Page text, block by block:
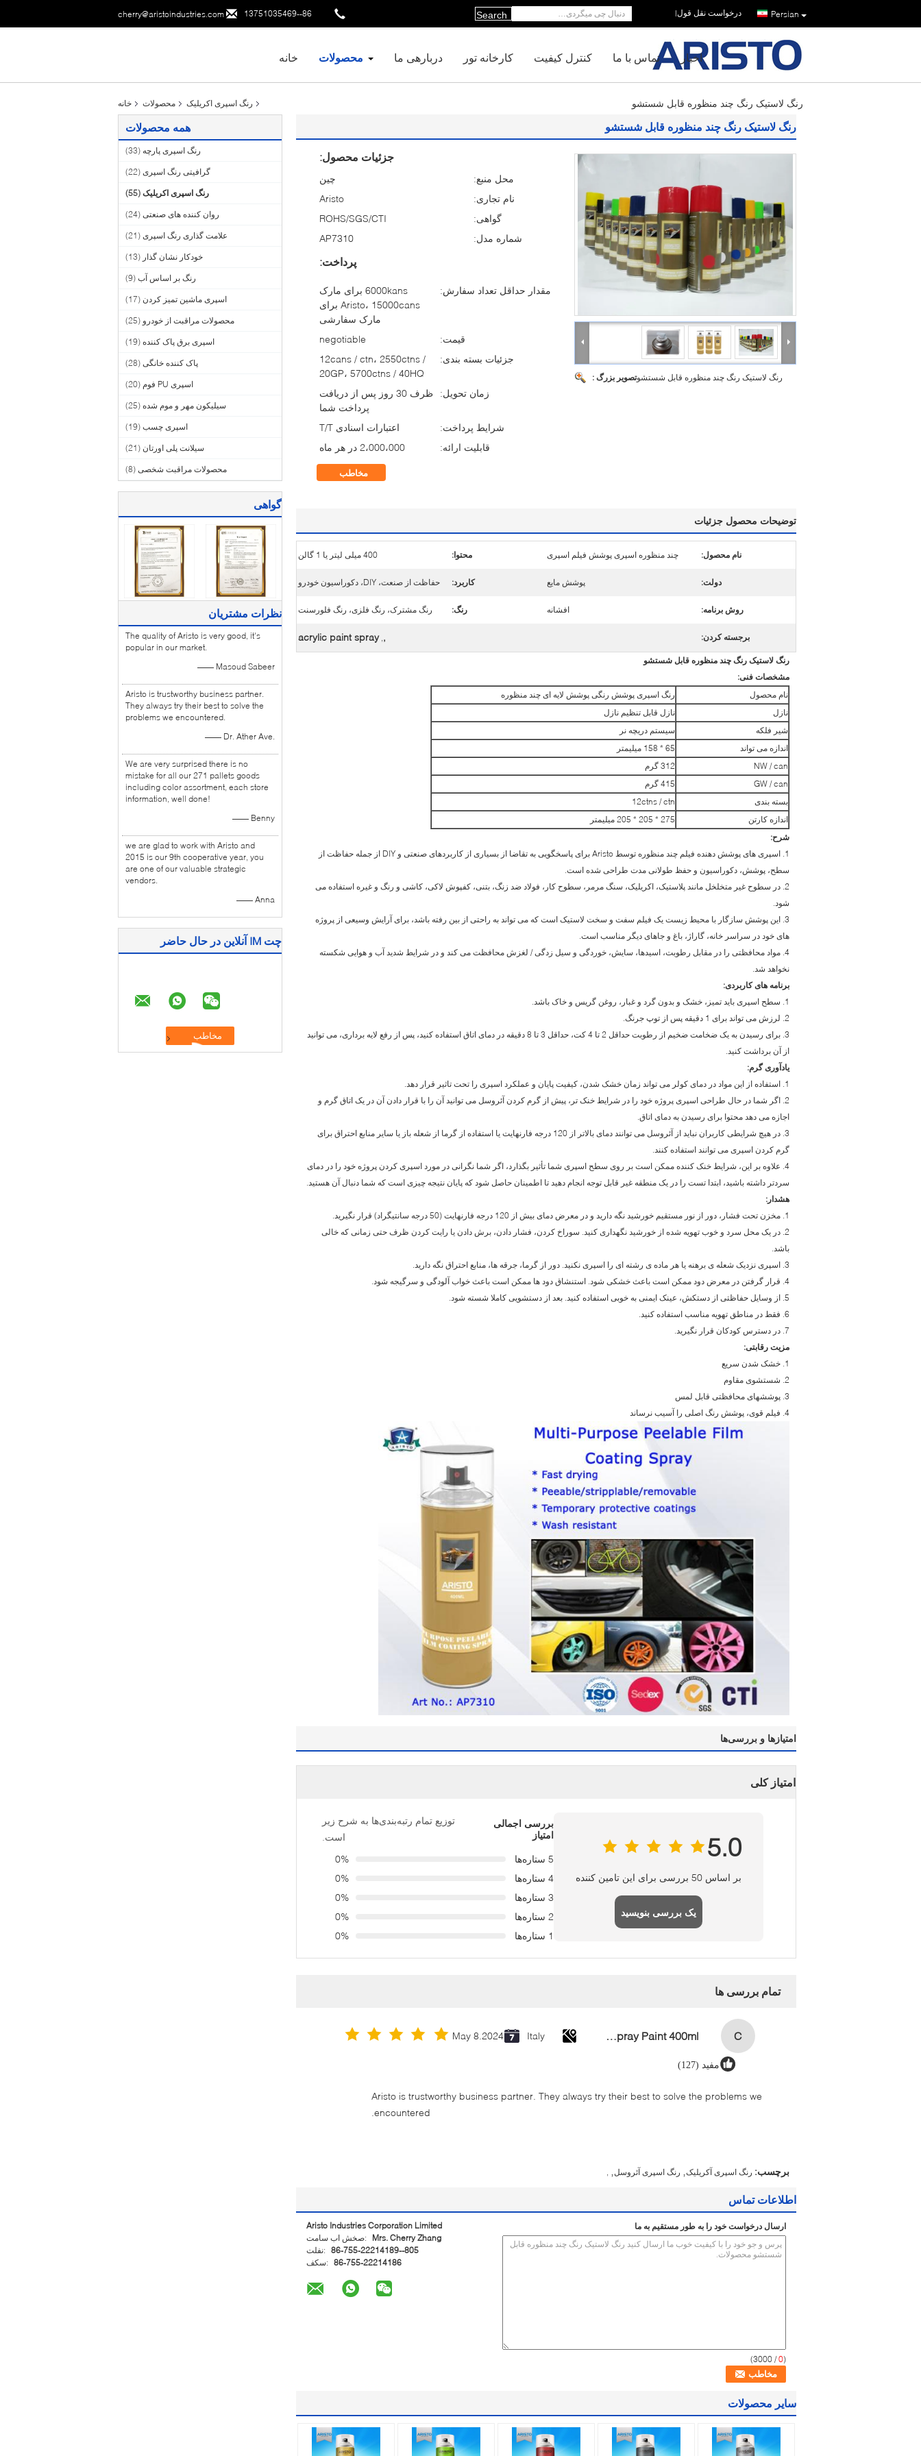
cherry@aristoindustries.com 86--13751035469 Persian درخواست نقل قول|
Search
خانه محصولات دربارهی ما کارخانه تور کنترل کیفیت تماس با ما اخبار
خانه محصولات رنگ اسپری اکریلیک رنگ لاستیک رنگ چند منظوره قابل شستشو
همه محصولات
رنگ اسپری پارچه (33)
گرافیتی رنگ اسپری (22)
رنگ اسپری اکریلیک (55)
روان کننده های صنعتی (24)
علامت گذاری رنگ اسپری (21)
خودکار نشان گذار (13)
رنگ بر اساس آب (9)
اسپری ماشین تمیز کردن (17)
محصولات مراقبت از خودرو (25)
اسپری برق پاک کننده (19)
پاک کننده خانگی (28)
اسپری PU فوم (20)
سیلیکون مهر و موم شده (25)
اسپری چسب (19)
سیلانت پلی اورتان (21)
محصولات مراقبت شخصی (8)
گواهی
نظرات مشتریان
The quality of Aristo is very good, it's
popular in our market.
—— Masoud Sabeer
Aristo is trustworthy business partner.
They always try their best to solve the
problems we encountered.
—— Dr. Ather Ave.
We are very surprised there is no
mistake for all our 271 pallets goods
including color assortment, each store
information, well done!
—— Benny
we are glad to work with Aristo and
2015 is our 9th cooperative year, you
are one of our valuable strategic
vendors.
—— Anna
چت IM آنلاین در حال حاضر
رنگ لاستیک رنگ چند منظوره قابل شستشو
تصویر بزرگ :رنگ لاستیک رنگ چند منظوره قابل شستشو
جزئیات محصول:
محل منبع:
چین
نام تجاری:
Aristo
گواهی:
ROHS/SGS/CTI
شماره مدل:
AP7310
پرداخت:
مقدار حداقل تعداد سفارش:
6000kans برای مارک
Aristo، 15000cans برای
مارک سفارشی
قیمت:
negotiable
جزئیات بسته بندی:
12cans / ctn، 2550ctns /
20GP، 5700ctns / 40HQ
زمان تحویل:
ظرف 30 روز پس از دریافت
پرداخت شما
شرایط پرداخت:
اعتبارات اسنادی T/T
قابلیت ارائه:
2،000،000 در هر ماه
مخاطب
توضیحات محصول جزئیات
نام محصول: چند منظوره اسپری پوشش فیلم اسپری محتوا: 400 میلی لیتر یا 1 گالن
دولت: پوشش مایع کاربرد: حفاظت از صنعت، DIY، دکوراسیون خودرو
روش برنامه: افشانه رنگ: رنگ مشترک، رنگ فلزی، رنگ فلورسنت
برجسته کردن: ,
,
acrylic paint spray
رنگ لاستیک رنگ چند منظوره قابل شستشو
مشخصات فنی:
نام محصول
رنگ اسپری پوشش رنگی پوشش لایه ای چند منظوره
نازل
نازل قابل تنظیم نازل
شیر فلکه
سیستم دریچه نر
اندازه می تواند
65 * 158 میلیمتر
NW / can
312 گرم
GW / can
415 گرم
بسته بندی
12ctns / ctn
اندازه کارتن
275 * 205 * 205 میلیمتر
شرح:
1. اسپری های پوشش دهنده فیلم چند منظوره توسط Aristo برای پاسخگویی به تقاضا از بسیاری از کاربردهای صنعتی و DIY از جمله حفاظت از
سطح، پوشش، دکوراسیون و حفظ طولانی مدت طراحی شده است.
2. در سطوح غیر متخلخل مانند پلاستیک، اکریلیک، سنگ مرمر، سطوح کار، فولاد ضد زنگ، بتنی، کفپوش لاکی، کاشی و رنگ و غیره استفاده می
شود.
3. این پوشش سازگار با محیط زیست یک فیلم سفت و سخت لاستیک است که می تواند به راحتی از بین رفته باشد، برای آرایش وسیعی از پروژه
های خود در سراسر خانه، گاراژ، باغ و جاهای دیگر مناسب است.
4. مواد محافظتی را در مقابل رطوبت، اسیدها، سایش، خوردگی و سیل زدگی / لغزش محافظت می کند و در شرایط شدید آب و هوایی شکسته
نخواهد شد.
برنامه های کاربردی:
1. سطح اسپری باید تمیز، خشک و بدون گرد و غبار، روغن گریس و خاک باشد.
2. لرزش می تواند برای 1 دقیقه پس از توپ جرنگ.
3. برای رسیدن به یک ضخامت ضخیم از رطوبت حداقل 2 تا 4 کت، حداقل 3 تا 8 دقیقه در دمای اتاق استفاده کنید، پس از رفع لایه برداری، می توانید
از آن برداشت کنید.
یادآوری گرم:
1. استفاده از این مواد در دمای کولر می تواند زمان خشک شدن، کیفیت پایان و عملکرد اسپری را تحت تاثیر قرار دهد.
2. اگر شما در حال طراحی اسپری پروژه خود را در شرایط خنک تر، پیش از گرم کردن آئروسل می توانید آن را با قرار دادن آن در یک اتاق گرم و
اجازه می دهد محتوا برای رسیدن به دمای اتاق.
3. در هیچ شرایطی کاربران نباید از آئروسل می توانند دمای بالاتر از 120 درجه فارنهایت یا استفاده از گرما از شعله باز یا سایر منابع احتراق برای
گرم کردن اسپری می توانند استفاده کنند.
4. علاوه بر این، شرایط خنک کننده ممکن است بر روی سطح اسپری شما تأثیر بگذارد، اگر شما نگرانی در مورد اسپری کردن پروژه خود را در دمای
سردتر داشته باشید، ابتدا تست را در یک منطقه غیر قابل توجه انجام دهید تا اطمینان حاصل شود که پایان نتیجه چیزی است که شما دنبال آن هستید.
هشدار:
1. مخزن تحت فشار، دور از نور مستقیم خورشید نگه دارید و در معرض دمای بیش از 120 درجه فارنهایت (50 درجه سانتیگراد) قرار نگیرید.
2. در یک محل سرد و خوب تهویه شده از خورشید نگهداری کنید. سوراخ کردن، فشار دادن، برش دادن یا رایت کردن ظرف حتی زمانی که خالی
باشد.
3. اسپری نزدیک شعله ی برهنه یا هر ماده ی رشته ای را اسپری نکنید. دور از گرما، جرقه ها، منابع احتراق نگه دارید.
4. قرار گرفتن در معرض دود ممکن است باعث خشکی شود. استنشاق دود ها ممکن است باعث خواب آلودگی و سرگیجه شود.
5. از وسایل حفاظتی از دستکش، عینک ایمنی به خوبی استفاده کنید. بعد از دستشویی کاملا شسته شود.
6. فقط در مناطق تهویه مناسب استفاده کنید.
7. در دسترس کودکان قرار نگیرید.
مزیت رقابتی:
1. خشک شدن سریع
2. شستشوی مقاوم
3. پوششهای محافظتی قابل لمس
4. فیلم قوی، پوشش رنگ اصلی را آسیب نرساند
امتیازها و بررسی‌ها
امتیاز کلی
5.0
بر اساس 50 بررسی برای این تامین کننده
یک بررسی بنویسید
بررسی اجمالی
امتیاز
توزیع تمام رتبه‌بندی‌ها به شرح زیر
است.
5 ستاره‌ها
0%
4 ستاره‌ها
0%
3 ستاره‌ها
0%
2 ستاره‌ها
0%
1 ستاره‌ها
0%
تمام بررسی ها
C
Cold Galvanizing Zinc Spray Paint 400ml
Italy
May 8.2024
مفید (127)
Aristo is trustworthy business partner. They always try their best to solve the problems we
encountered.
برچسب: رنگ اسپری آکریلیک رنگ اسپری آئروسل ,
اطلاعات تماس
Aristo Industries Corporation Limited
تماس با شخص:
Mrs. Cherry Zhang
تلفن: 86-755-22214189--805
فکس: 86-755-22214186
ارسال درخواست خود را به طور مستقیم به ما
(
0
/ 3000)
سایر محصولات